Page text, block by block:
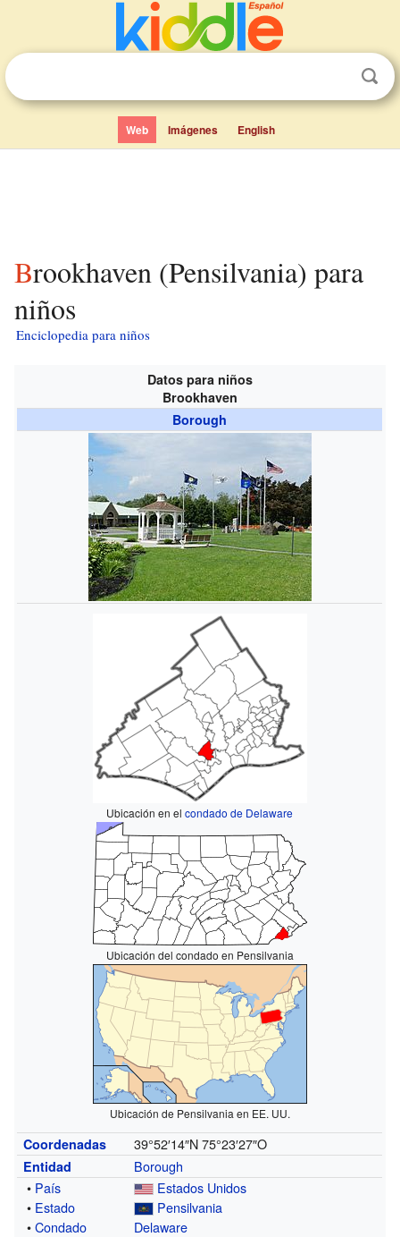
Web Imágenes English
Brookhaven (Pensilvania) para
niños
Enciclopedia para niños
Datos para niños
Brookhaven
Borough
Ubicación en elcondado de Delaware
Ubicación del condado en Pensilvania
Ubicación de Pensilvania en EE. UU.
Coordenadas 39°52′14″N 75°23′27″O
Entidad
Borough
• País
Estados Unidos
• Estado
Pensilvania
•Condado Delaware